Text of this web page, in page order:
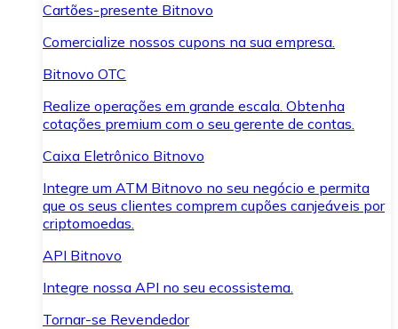
Cartões-presente Bitnovo
Comercialize nossos cupons na sua empresa.
Bitnovo OTC
Realize operações em grande escala. Obtenha
cotações premium com o seu gerente de contas.
Caixa Eletrônico Bitnovo
Integre um ATM Bitnovo no seu negócio e permita
que os seus clientes comprem cupões canjeáveis por
criptomoedas.
API Bitnovo
Integre nossa API no seu ecossistema.
Tornar-se Revendedor